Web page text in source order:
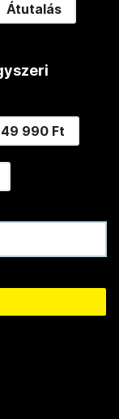
Átutalás
49 990 Ft